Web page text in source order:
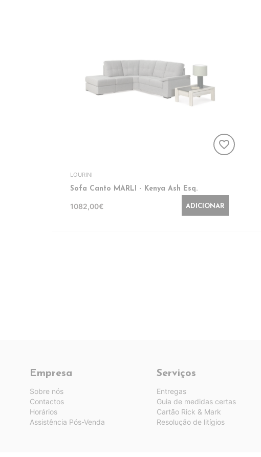
favorite_border
LOURINI
Sofa Canto MARLI - Kenya Ash Esq.
1082,00€ ADICIONAR
Empresa
Sobre nós
Contactos
Horários
Assistência Pós-Venda
Serviços
Entregas
Guia de medidas certas
Cartão Rick & Mark
Resolução de litígios